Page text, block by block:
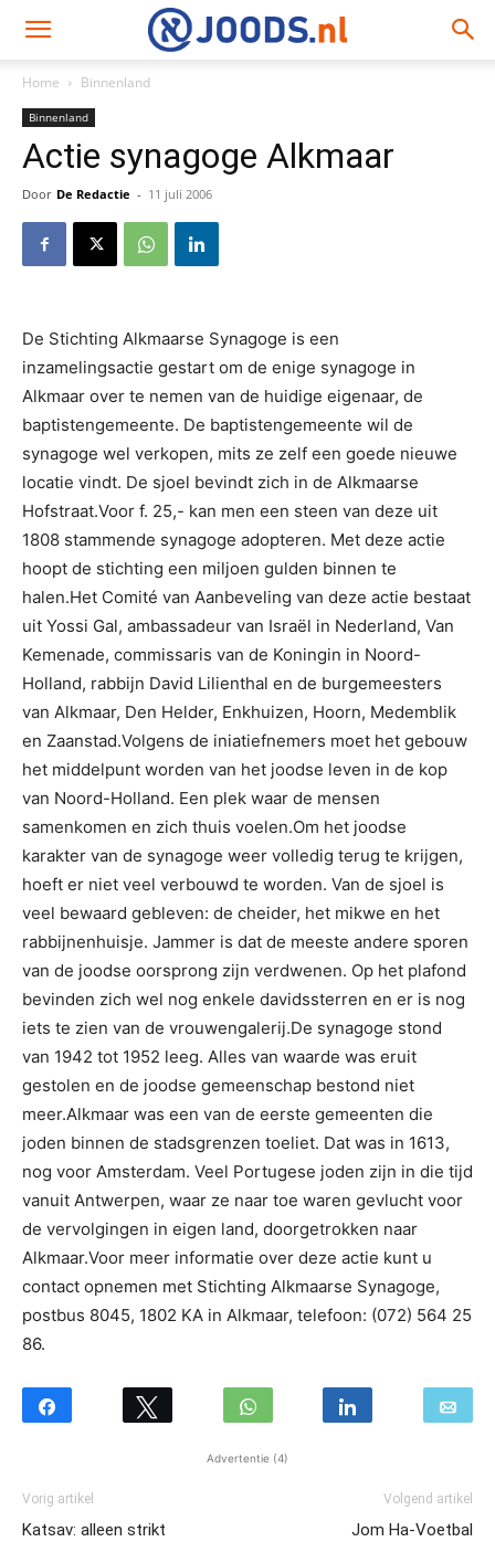
Home Binnenland
Binnenland
Actie synagoge Alkmaar
Door De Redactie - 11 juli 2006
De Stichting Alkmaarse Synagoge is een
inzamelingsactie gestart om de enige synagoge in
Alkmaar over te nemen van de huidige eigenaar, de
baptistengemeente. De baptistengemeente wil de
synagoge wel verkopen, mits ze zelf een goede nieuwe
locatie vindt. De sjoel bevindt zich in de Alkmaarse
Hofstraat.Voor f. 25,- kan men een steen van deze uit
1808 stammende synagoge adopteren. Met deze actie
hoopt de stichting een miljoen gulden binnen te
halen.Het Comité van Aanbeveling van deze actie bestaat
uit Yossi Gal, ambassadeur van Israël in Nederland, Van
Kemenade, commissaris van de Koningin in Noord-
Holland, rabbijn David Lilienthal en de burgemeesters
van Alkmaar, Den Helder, Enkhuizen, Hoorn, Medemblik
en Zaanstad.Volgens de iniatiefnemers moet het gebouw
het middelpunt worden van het joodse leven in de kop
van Noord-Holland. Een plek waar de mensen
samenkomen en zich thuis voelen.Om het joodse
karakter van de synagoge weer volledig terug te krijgen,
hoeft er niet veel verbouwd te worden. Van de sjoel is
veel bewaard gebleven: de cheider, het mikwe en het
rabbijnenhuisje. Jammer is dat de meeste andere sporen
van de joodse oorsprong zijn verdwenen. Op het plafond
bevinden zich wel nog enkele davidssterren en er is nog
iets te zien van de vrouwengalerij.De synagoge stond
van 1942 tot 1952 leeg. Alles van waarde was eruit
gestolen en de joodse gemeenschap bestond niet
meer.Alkmaar was een van de eerste gemeenten die
joden binnen de stadsgrenzen toeliet. Dat was in 1613,
nog voor Amsterdam. Veel Portugese joden zijn in die tijd
vanuit Antwerpen, waar ze naar toe waren gevlucht voor
de vervolgingen in eigen land, doorgetrokken naar
Alkmaar.Voor meer informatie over deze actie kunt u
contact opnemen met Stichting Alkmaarse Synagoge,
postbus 8045, 1802 KA in Alkmaar, telefoon: (072) 564 25
86.
Advertentie (4)
Vorig artikel
Katsav: alleen strikt
Volgend artikel
Jom Ha-Voetbal